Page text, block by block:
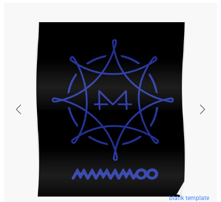
blank template